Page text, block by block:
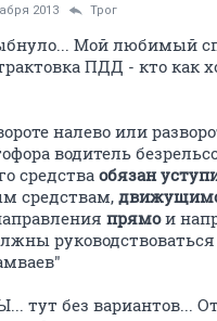
2013 Трог
Мой любимый
ПДД - кто как
налево или
водитель
средства обязан
средствам,
прямои
тут без вариантов...